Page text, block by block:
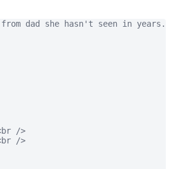
from dad she hasn't seen in years.
/>
/>